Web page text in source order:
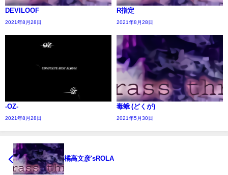
DEVILOOF
2021年8月28日
R指定
2021年8月28日
-OZ-
2021年8月28日
毒蛾 (どくが)
2021年5月30日
橘高文彦'sROLA